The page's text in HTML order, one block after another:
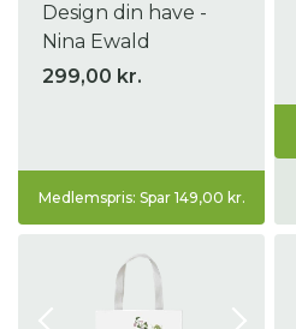
Design din have -
Nina Ewald
299,00 kr.
Medlemspris: Spar 149,00 kr.